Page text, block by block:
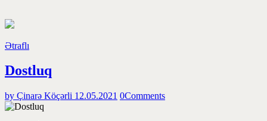
Ətraflı
Dostluq
by Çinarə Köçərli 12.05.2021 0Comments